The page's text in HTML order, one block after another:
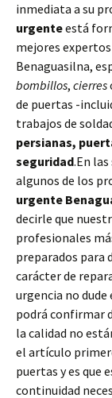
inmediata a su
urgenteestá
mejores
Benaguasilna,
bombillos, cierres
de puertas -
trabajos de
persianas,
seguridad.En
algunos de los
urgente
decirle que
profesionales
preparados para
carácter de
urgencia no
podrá confirmar
la calidad no
el artículo
puertas y es que
continuidad